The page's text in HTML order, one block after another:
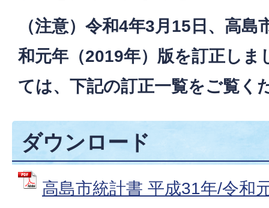
（注意）令和4年3月15日、高
和元年（2019年）版を訂正しま
ては、下記の訂正一覧をご覧く
ダウンロード
高島市統計書 平成31年/令和